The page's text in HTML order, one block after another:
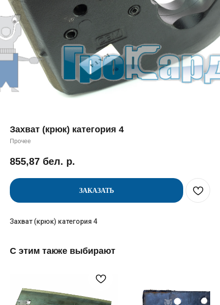
Захват (крюк) категория 4
Прочее
855,87 бел. р.
ЗАКАЗАТЬ
Захват (крюк) категория 4
С этим также выбирают